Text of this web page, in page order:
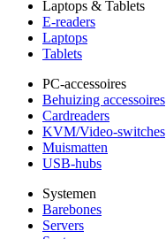
Laptops & Tablets
E-readers
Laptops
Tablets
PC-accessoires
Behuizing accessoires
Cardreaders
KVM/Video-switches
Muismatten
USB-hubs
Systemen
Barebones
Servers